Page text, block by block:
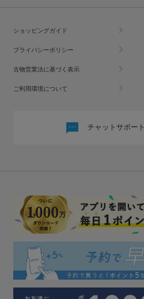
ショッピングガイド
プライバシーポリシー
古物営業法に基づく表示
ご利用環境について
チャットサポート